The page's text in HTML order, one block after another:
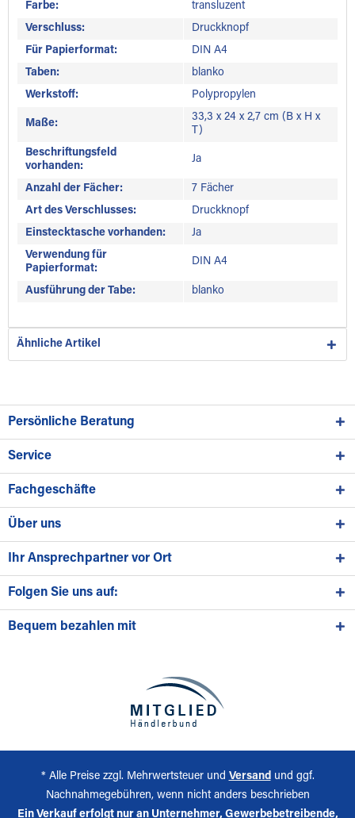
Farbe:
transluzent
Verschluss:
Druckknopf
Für Papierformat:
DIN A4
Taben:
blanko
Werkstoff:
Polypropylen
Maße:
33,3 x 24 x 2,7 cm (B x H x
T)
Beschriftungsfeld
vorhanden:
Ja
Anzahl der Fächer:
7 Fächer
Art des Verschlusses:
Druckknopf
Einstecktasche vorhanden:
Ja
Verwendung für
Papierformat:
DIN A4
Ausführung der Tabe: blanko
Ähnliche Artikel
Persönliche Beratung
Service
Fachgeschäfte
Über uns
Ihr Ansprechpartner vor Ort
Folgen Sie uns auf:
Bequem bezahlen mit
* Alle Preise zzgl. Mehrwertsteuer und Versandund ggf.
Nachnahmegebühren, wenn nicht anders beschrieben
Ein Verkauf erfolgt nur an Unternehmer, Gewerbebetreibende,